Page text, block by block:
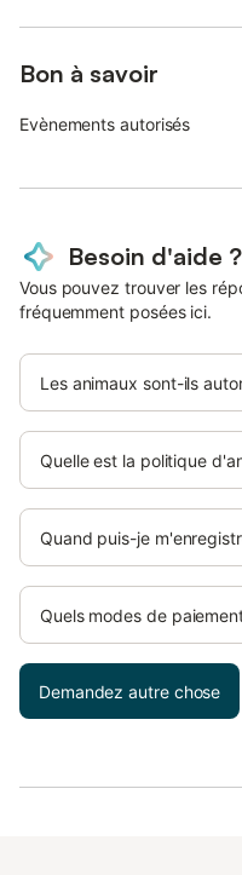
Bon à savoir
Evènements autorisés
Besoin d'aide ?
Vous pouvez trouver les
fréquemment posées ici.
Les animaux sont-ils
Quelle est la politique
Quand puis-je
Quels modes de
Demandez autre chose